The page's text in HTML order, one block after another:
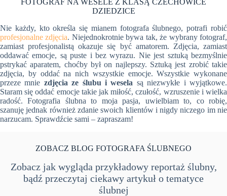
FOTOGRAF NA WESELE Z KLASĄ CZECHOWICE
DZIEDZICE
Nie każdy, kto określa się mianem fotografa ślubnego, potrafi robić
profesjonalne zdjęcia. Niejednokrotnie bywa tak, że wybrany fotograf,
zamiast profesjonalistą okazuje się być amatorem. Zdjęcia, zamiast
oddawać emocje, są puste i bez wyrazu. Nie jest sztuką bezmyślnie
pstrykać aparatem, choćby był on najlepszy. Sztuką jest zrobić takie
zdjęcia, by oddać na nich wszystkie emocje. Wszystkie wykonane
przeze mnie zdjęcia ze ślubu i wesela są niezwykłe i wyjątkowe.
Staram się oddać emocje takie jak miłość, czułość, wzruszenie i wielka
radość. Fotografia ślubna to moja pasja, uwielbiam to, co robię,
szanuję jednak również zdanie swoich klientów i nigdy niczego im nie
narzucam. Sprawdźcie sami – zapraszam!
ZOBACZ BLOG FOTOGRAFA ŚLUBNEGO
Zobacz jak wygląda przykładowy reportaż ślubny,
bądź przeczytaj ciekawy artykuł o tematyce
ślubnej